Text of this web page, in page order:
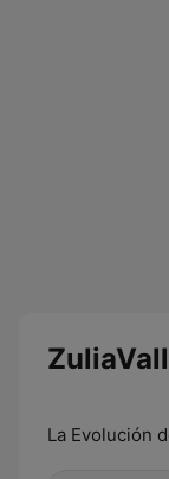
La Evolución